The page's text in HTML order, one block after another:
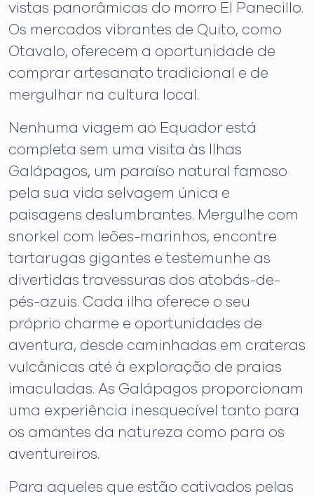
vistas panorâmicas do morro El Panecillo.
Os mercados vibrantes de Quito, como
Otavalo, oferecem a oportunidade de
comprar artesanato tradicional e de
mergulhar na cultura local.
Nenhuma viagem ao Equador está
completa sem uma visita às Ilhas
Galápagos, um paraíso natural famoso
pela sua vida selvagem única e
paisagens deslumbrantes. Mergulhe com
snorkel com leões-marinhos, encontre
tartarugas gigantes e testemunhe as
divertidas travessuras dos atobás-de-
pés-azuis. Cada ilha oferece o seu
próprio charme e oportunidades de
aventura, desde caminhadas em crateras
vulcânicas até à exploração de praias
imaculadas. As Galápagos proporcionam
uma experiência inesquecível tanto para
os amantes da natureza como para os
aventureiros.
Para aqueles que estão cativados pelas